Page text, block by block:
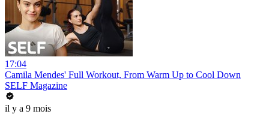
17:04
Camila Mendes' Full Workout, From Warm Up to Cool Down
SELF Magazine
il y a 9 mois